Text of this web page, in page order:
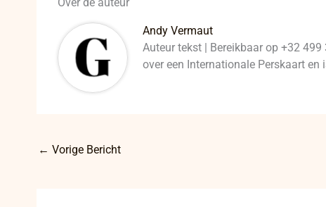
Andy Vermaut
Auteur tekst | Bereikbaar op +32
over een Internationale Perskaart
← Vorige Bericht